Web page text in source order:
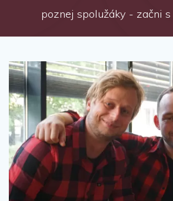
poznej spolužáky - začni s